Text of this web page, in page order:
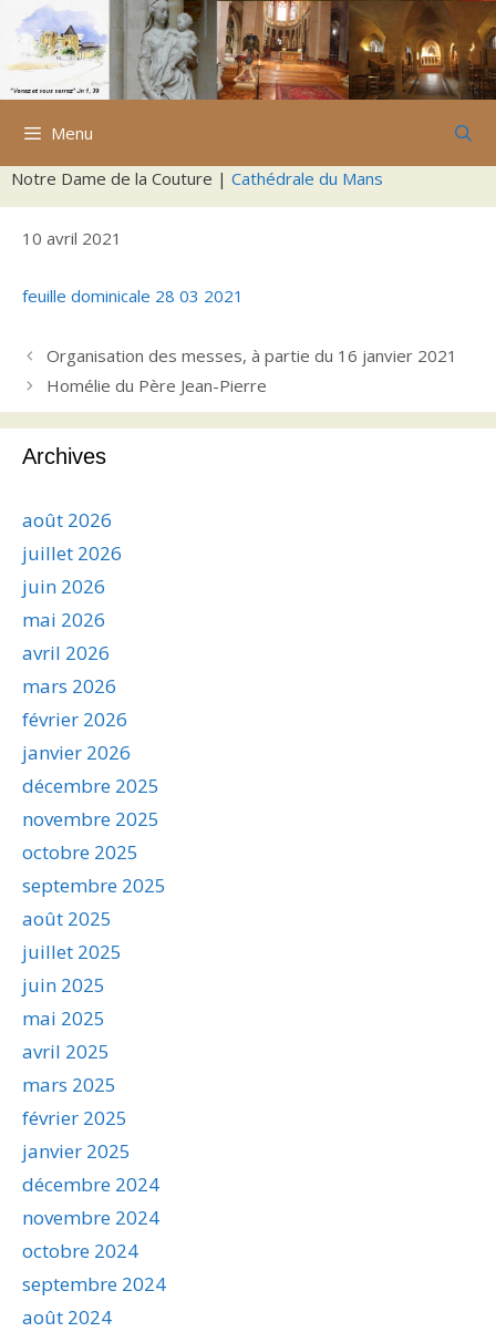
Aller
contenu
Menu
Notre Dame de la Couture | Cathédrale du Mans
10 avril 2021
feuille dominicale 28 03 2021
Organisation des messes, à partie du 16 janvier 2021
Homélie du Père Jean-Pierre
Archives
août 2026
juillet 2026
juin 2026
mai 2026
avril 2026
mars 2026
février 2026
janvier 2026
décembre 2025
novembre 2025
octobre 2025
septembre 2025
août 2025
juillet 2025
juin 2025
mai 2025
avril 2025
mars 2025
février 2025
janvier 2025
décembre 2024
novembre 2024
octobre 2024
septembre 2024
août 2024